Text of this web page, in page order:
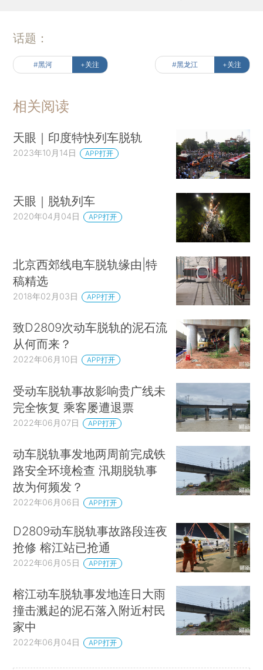
话题：
#黑河 +关注 #黑龙江 +关注
相关阅读
天眼｜印度特快列车脱轨
2023年10月14日 APP打开
天眼｜脱轨列车
2020年04月04日 APP打开
北京西郊线电车脱轨缘由|特
稿精选
2018年02月03日 APP打开
致D2809次动车脱轨的泥石流
从何而来？
2022年06月10日 APP打开
受动车脱轨事故影响贵广线未
完全恢复 乘客屡遭退票
2022年06月07日 APP打开
动车脱轨事发地两周前完成铁
路安全环境检查 汛期脱轨事
故为何频发？
2022年06月06日 APP打开
D2809动车脱轨事故路段连夜
抢修 榕江站已抢通
2022年06月05日 APP打开
榕江动车脱轨事发地连日大雨
撞击溅起的泥石落入附近村民
家中
2022年06月04日 APP打开